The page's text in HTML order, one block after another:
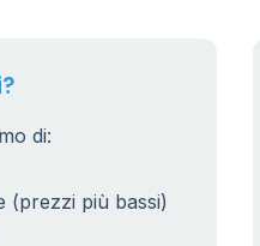
di:
(prezzi più bassi)